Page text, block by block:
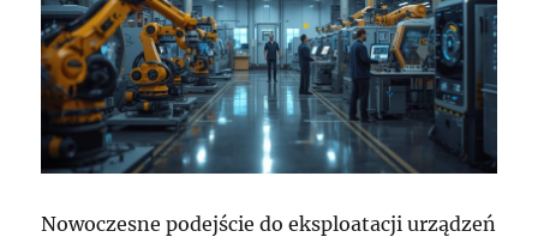
Nowoczesne podejście do eksploatacji urządzeń